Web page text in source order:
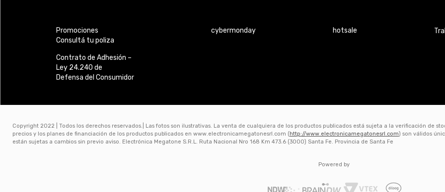
Promociones
Consultá tu poliza
Contrato de Adhesión –
Ley 24.240 de
Defensa del Consumidor
cybermonday hotsale
Copyright 2022 | Todos los derechos reservados.| Las fotos son ilustrativas. La venta de cualquiera de los productos publicados está sujeta a la verificación de
precios y los planes de financiación de los productos publicados en www.electronicamegatonesrl.com ( http://www.electronicamegatonesrl.com) son válidos
están sujetas a cambios sin previo aviso. Electrónica Megatone S.R.L. Ruta Nacional Nro 168 Km 473.6 (3000) Santa Fe. Provincia de Santa Fe
Powered by